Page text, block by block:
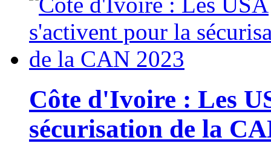
Côte d'Ivoire : Les
sécurisation de la